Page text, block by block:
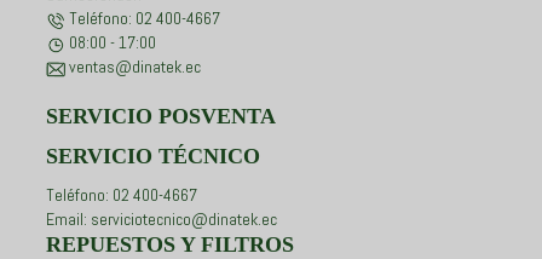
Teléfono: 02 400-4667
08:00 - 17:00
ventas@dinatek.ec
SERVICIO POSVENTA
SERVICIO TÉCNICO
Teléfono: 02 400-4667
Email: serviciotecnico@dinatek.ec
REPUESTOS Y FILTROS